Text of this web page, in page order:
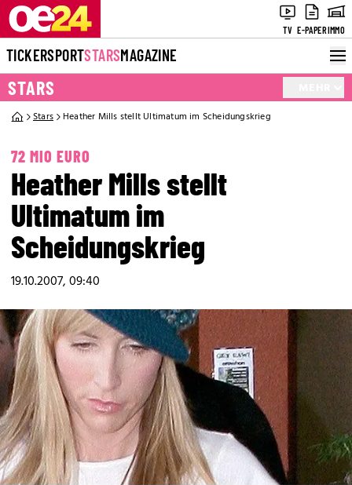
TV E-PAPERIMMO
TICKERSPORTSTARSMAGAZINE
STARS
Stars Heather Mills stellt Ultimatum im Scheidungskrieg
72 MIO EURO
Heather Mills stellt
Ultimatum im
Scheidungskrieg
19.10.2007, 09:40